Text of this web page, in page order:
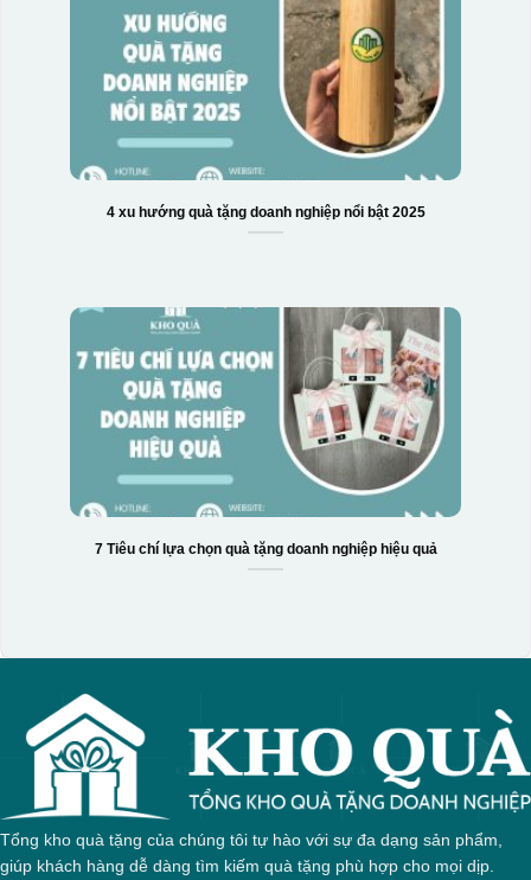
4 xu hướng quà tặng doanh nghiệp nổi bật 2025
7 Tiêu chí lựa chọn quà tặng doanh nghiệp hiệu quả
Tổng kho quà tặng của chúng tôi tự hào với sự đa dạng sản phẩm,
giúp khách hàng dễ dàng tìm kiếm quà tặng phù hợp cho mọi dịp.